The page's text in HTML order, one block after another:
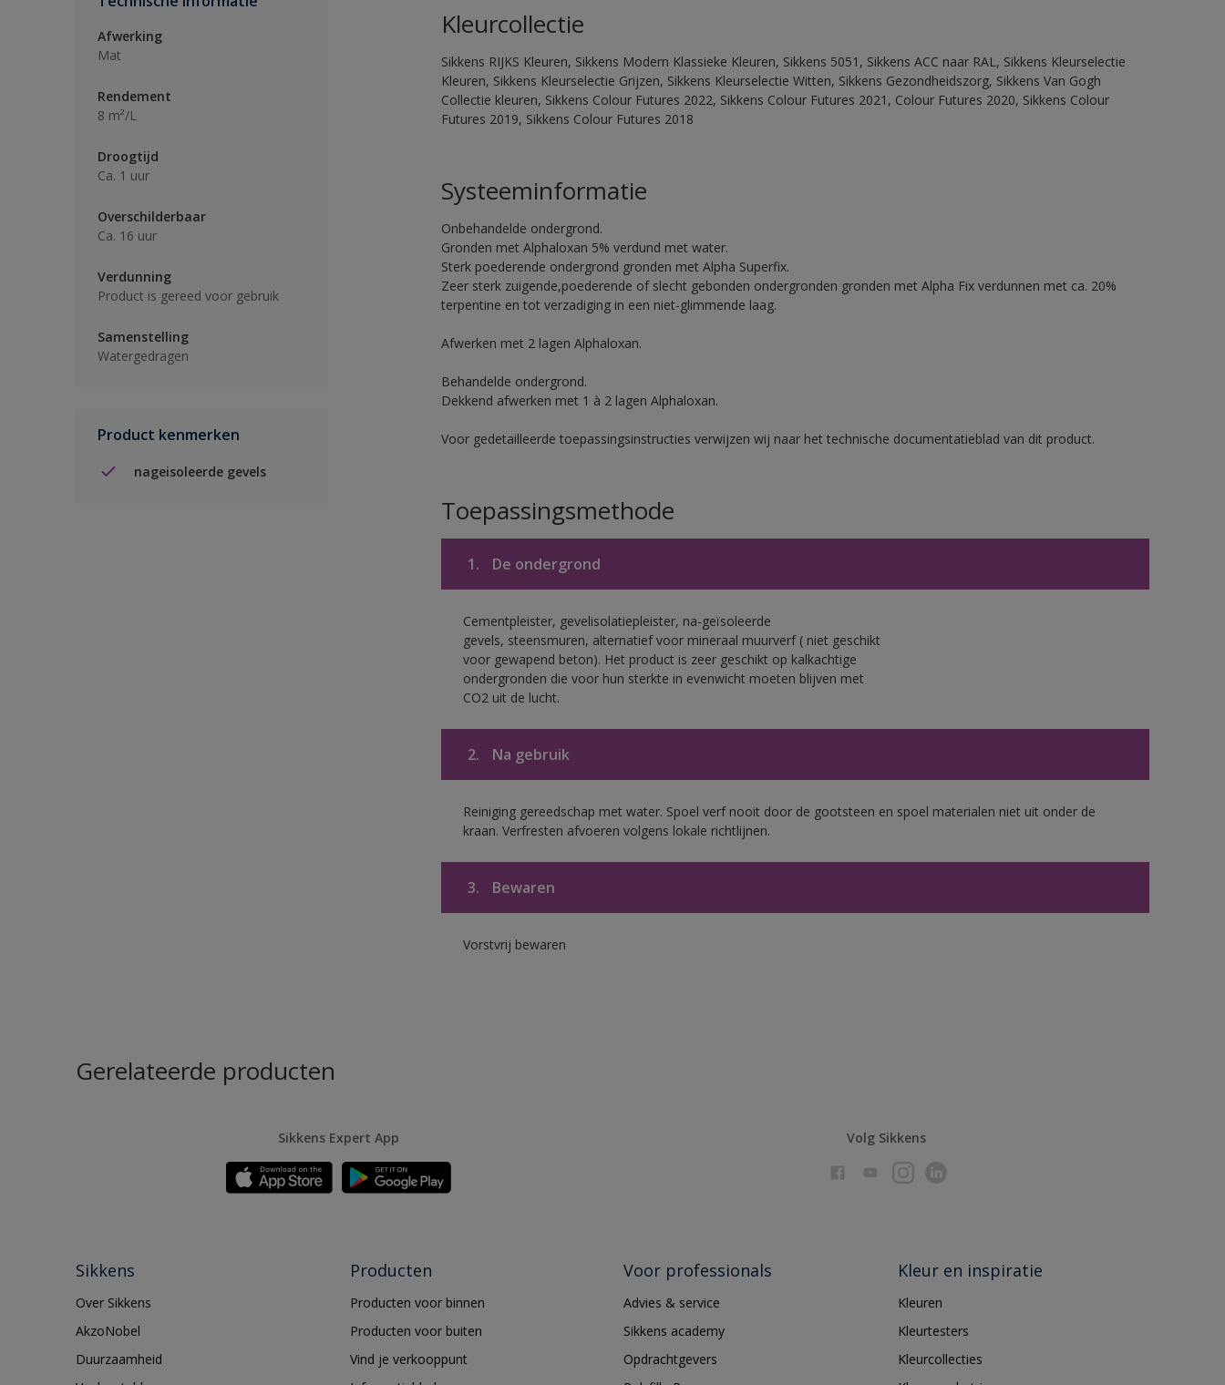
Afwerking
Mat
Rendement
8 m²/L
Droogtijd
Ca. 1 uur
Overschilderbaar
Ca. 16 uur
Verdunning
Product is gereed voor gebruik
Samenstelling
Watergedragen
Product kenmerken
nageisoleerde gevels
Kleurcollectie
Sikkens RIJKS Kleuren, Sikkens Modern Klassieke Kleuren, Sikkens 5051, Sikkens ACC naar RAL, Sikkens Kleurselectie
Kleuren, Sikkens Kleurselectie Grijzen, Sikkens Kleurselectie Witten, Sikkens Gezondheidszorg, Sikkens Van Gogh
Collectie kleuren, Sikkens Colour Futures 2022, Sikkens Colour Futures 2021, Colour Futures 2020, Sikkens Colour
Futures 2019, Sikkens Colour Futures 2018
Systeeminformatie
Onbehandelde ondergrond.
Gronden met Alphaloxan 5% verdund met water.
Sterk poederende ondergrond gronden met Alpha Superfix.
Zeer sterk zuigende,poederende of slecht gebonden ondergronden gronden met Alpha Fix verdunnen met ca. 20%
terpentine en tot verzadiging in een niet-glimmende laag.
Afwerken met 2 lagen Alphaloxan.
Behandelde ondergrond.
Dekkend afwerken met 1 à 2 lagen Alphaloxan.
Voor gedetailleerde toepassingsinstructies verwijzen wij naar het technische documentatieblad van dit product.
Toepassingsmethode
1. De ondergrond
Cementpleister, gevelisolatiepleister, na-geïsoleerde
gevels, steensmuren, alternatief voor mineraal muurverf ( niet geschikt
voor gewapend beton). Het product is zeer geschikt op kalkachtige
ondergronden die voor hun sterkte in evenwicht moeten blijven met
CO2 uit de lucht.
2. Na gebruik
Reiniging gereedschap met water. Spoel verf nooit door de gootsteen en spoel materialen niet uit onder de
kraan. Verfresten afvoeren volgens lokale richtlijnen.
3. Bewaren
Vorstvrij bewaren
Gerelateerde producten
Sikkens Expert App Volg Sikkens
Sikkens
Over Sikkens
AkzoNobel
Duurzaamheid
Producten
Producten voor binnen
Producten voor buiten
Vind je verkooppunt
Voor professionals
Advies & service
Sikkens academy
Opdrachtgevers
Kleur en inspiratie
Kleuren
Kleurtesters
Kleurcollecties